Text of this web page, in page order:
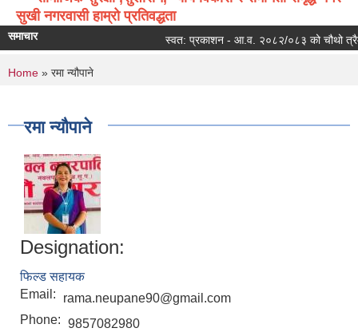
सुखी नगरवासी हाम्रो प्रतिवद्धता
समाचार स्वत: प्रकाशन - आ.व. २०८२/०८३ को चौथो
You are here
Home » रमा न्यौपाने
रमा न्यौपाने
Designation:
फिल्ड सहायक
Email:
rama.neupane90@gmail.com
Phone: 9857082980